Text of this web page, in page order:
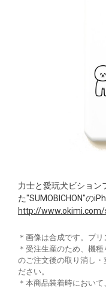
力士と愛玩犬ビション
た"SUMOBICHON"の
http://
＊画像は合成です。プ
＊受注生産のため、機
のご注文後の取り消し・
ださい。
＊本商品装着時におい